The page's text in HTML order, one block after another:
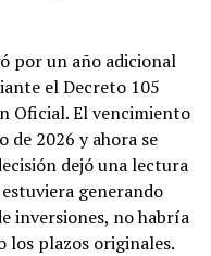
por un año adicional
el Decreto 105
Oficial. El vencimiento
2026 y ahora se
dejó una lectura
generando
inversiones, no habría
los plazos originales.